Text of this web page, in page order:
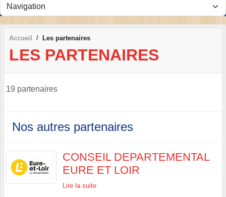
Accueil Les partenaires
LES PARTENAIRES
19 partenaires
Nos autres partenaires
CONSEIL DEPARTEMENTAL
EURE ET LOIR
Lire la suite